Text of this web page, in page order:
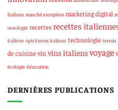
italiens marché européen marketing digital
oenologie recettesrecettes
italiens spiritueux italiens technologie terroir
de cuisinevin vins italiensvoyage
écologie éducation
DERNIÈRES PUBLICATIONS